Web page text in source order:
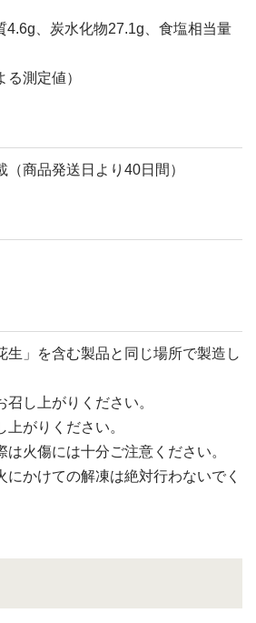
4.6g、炭水化物27.1g、食塩相当量
る測定値）
（商品発送日より40日間）
」を含む製品と同じ場所で製造し
し上がりください。
がりください。
火傷には十分ご注意ください。
かけての解凍は絶対行わないでく